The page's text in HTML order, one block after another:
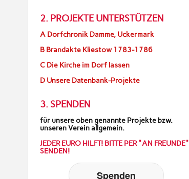
2. PROJEKTE UNTERSTÜTZEN
A Dorfchronik Damme, Uckermark
B Brandakte Kliestow 1783-1786
C Die Kirche im Dorf lassen
D Unsere Datenbank-Projekte
3. SPENDEN
für unsere oben genannte Projekte bzw.
unseren Verein allgemein.
JEDER EURO HILFT! BITTE PER "AN FREUNDE"
SENDEN!